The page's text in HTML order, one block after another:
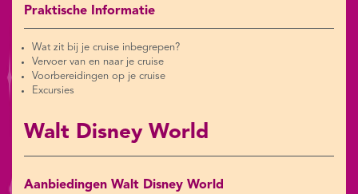
Praktische Informatie
Wat zit bij je cruise inbegrepen?
Vervoer van en naar je cruise
Voorbereidingen op je cruise
Excursies
Walt Disney World
Aanbiedingen Walt Disney World